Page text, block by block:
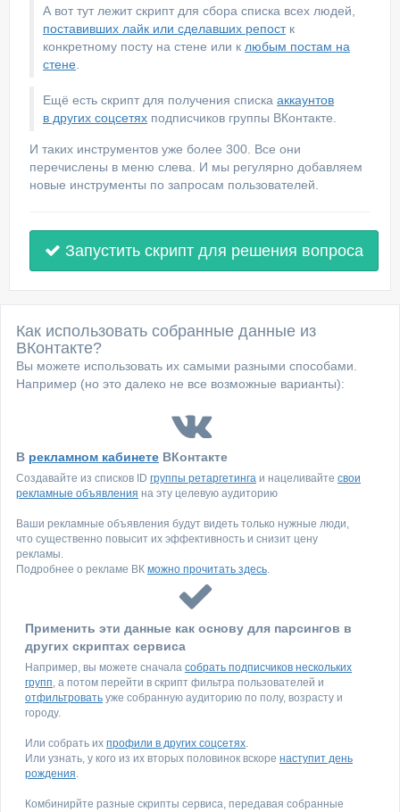
А вот тут лежит скрипт для сбора списка всех людей,
поставивших лайк или сделавших репостк
конкретному посту на стене или к любым постам на
стене
Ещё есть скрипт для получения списка аккаунтов
в других соцсетях подписчиков группы ВКонтакте.
И таких инструментов уже более 300. Все они
перечислены в меню слева. И мы регулярно добавляем
новые инструменты по запросам пользователей.
Запустить скрипт для решения вопроса
Как использовать собранные данные из
ВКонтакте?
Вы можете использовать их самыми разными способами.
Например (но это далеко не все возможные варианты):
В рекламном кабинете ВКонтакте
Создавайте из списков ID группы ретаргетинга и нацеливайте свои
рекламные объявления на эту целевую аудиторию
Ваши рекламные объявления будут видеть только нужные люди,
что существенно повысит их эффективность и снизит цену
рекламы.
Подробнее о рекламе ВК можно прочитать здесь.
Применить эти данные как основу для парсингов в
других скриптах сервиса
Например, вы можете сначала собрать подписчиков нескольких
групп, а потом перейти в скрипт фильтра пользователей и
отфильтровать уже собранную аудиторию по полу, возрасту и
городу.
Или собрать их профили в других соцсетях.
Или узнать, у кого из их вторых половинок вскоре наступит день
рождения.
Комбинирйте разные скрипты сервиса, передавая собранные